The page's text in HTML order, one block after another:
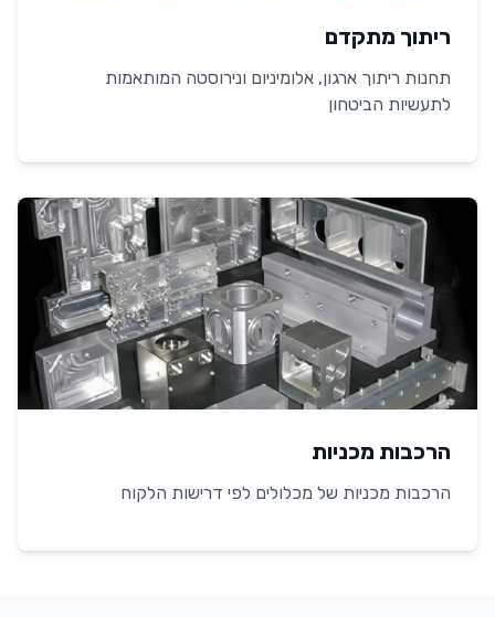
ריתוך מתקדם
תחנות ריתוך ארגון, אלומיניום ונירוסטה המותאמות
לתעשיות הביטחון
הרכבות מכניות
הרכבות מכניות של מכלולים לפי דרישות הלקוח